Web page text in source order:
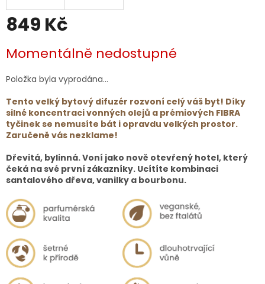
849 Kč
cena:
Momentálně nedostupné
Položka byla vyprodána…
Tento velký bytový difuzér rozvoní celý váš byt! Díky
silné koncentraci vonných olejů a prémiových FIBRA
tyčinek se nemusíte bát i opravdu velkých prostor.
Zaručeně vás nezklame!
Dřevitá, bylinná. Voní jako nově otevřený hotel, který
čeká na své první zákazníky. Ucítíte kombinaci
santalového dřeva, vanilky a bourbonu.